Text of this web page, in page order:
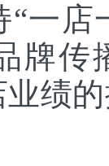
一
牌传
绩